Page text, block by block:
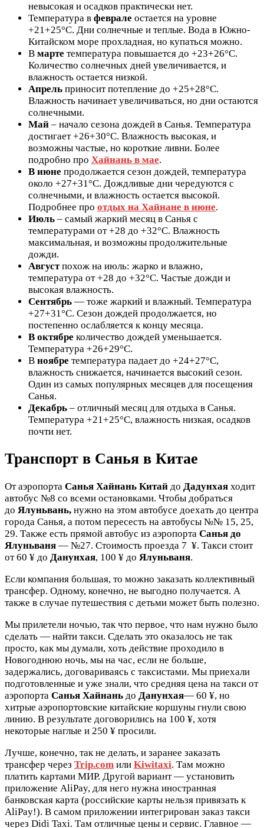
невысокая и осадков практически нет.
Температура в феврале остается на уровне
+21+25°C. Дни солнечные и теплые. Вода в Южно-
Китайском море прохладная, но купаться можно.
В марте температура повышается до +23+26°C.
Количество солнечных дней увеличивается, и
влажность остается низкой.
Апрель приносит потепление до +25+28°C.
Влажность начинает увеличиваться, но дни остаются
солнечными.
Май – начало сезона дождей в Санья. Температура
достигает +26+30°C. Влажность высокая, и
возможны частые, но короткие ливни. Более
подробно про Хайнань в мае.
В июне продолжается сезон дождей, температура
около +27+31°C. Дождливые дни чередуются с
солнечными, и влажность остается высокой.
Подробнее про отдых на Хайнане в июне.
Июль – самый жаркий месяц в Санья с
температурами от +28 до +32°C. Влажность
максимальная, и возможны продолжительные
дожди.
Августпохож на июль: жарко и влажно,
температура от +28 до +32°C. Частые дожди и
высокая влажность.
Сентябрь — тоже жаркий и влажный. Температура
+27+31°C. Сезон дождей продолжается, но
постепенно ослабляется к концу месяца.
В октябре количество дождей уменьшается.
Температура +26+29°C.
В ноябре температура падает до +24+27°C,
влажность снижается, начинается высокий сезон.
Один из самых популярных месяцев для посещения
Санья.
Декабрь – отличный месяц для отдыха в Санья.
Температура +21+25°C, влажность низкая, осадков
почти нет.
Транспорт в Санья в Китае
От аэропорта Санья Хайнань Китай до Дадунхая ходит
автобус №8 со всеми остановками. Чтобы добраться
до Ялуньвань, нужно на этом автобусе доехать до центра
города Санья, а потом пересесть на автобусы №№ 15, 25,
29. Также есть прямой автобус из аэропорта Санья до
Ялуньваня — №27. Стоимость проезда 7 ¥. Такси стоит
от 60 ¥ до Данунхая, 100 ¥ до Ялуньваня.
Если компания большая, то можно заказать коллективный
трансфер. Одному, конечно, не выгодно получается. А
также в случае путешествия с детьми может быть полезно.
Мы прилетели ночью, так что первое, что нам нужно было
сделать — найти такси. Сделать это оказалось не так
просто, как мы думали, хоть действие проходило в
Новогоднюю ночь, мы на час, если не больше,
задержались, договариваясь с таксистами. Мы приехали
подготовленные и уже знали, что средняя цена на такси от
аэропорта Санья Хайнань до Данунхая— 60 ¥, но
хитрые аэропортовские китайские коршуны гнули свою
линию. В результате договорились на 100 ¥, хотя
некоторые наглые и 250 ¥ просили.
Лучше, конечно, так не делать, и заранее заказать
трансфер через Trip.com или Kiwitaxi. Там можно
платить картами МИР. Другой вариант — установить
приложение AliPay, для него нужна иностранная
банковская карта (российские карты нельзя привязать к
AliPay!). В самом приложении интегрирован заказ такси
через Didi Taxi. Там отличные цены и сервис. Главное —